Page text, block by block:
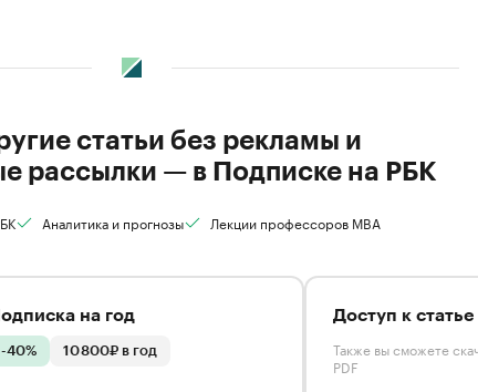
статьи без рекламы и
рассылки — в Подписке на РБК
Аналитика и прогнозы Лекции профессоров MBA
на год
-40% 10 800₽ в год
Доступ к статье
Также вы сможете
PDF